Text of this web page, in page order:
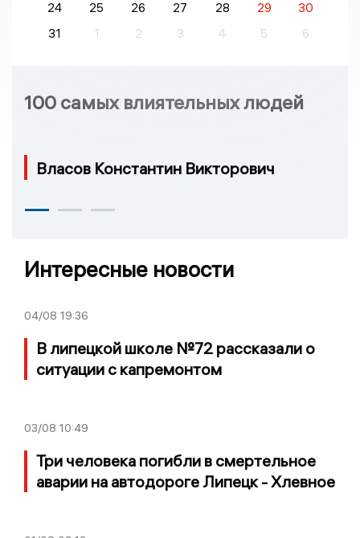
24 25 26 27 28 29
30
31
1 2 3 4 5 6
100 самых влиятельных людей
Власов Константин Викторович
Интересные новости
04/08 19:36
В липецкой школе №72 рассказали о
ситуации с капремонтом
03/08 10:49
Три человека погибли в смертельное
аварии на автодороге Липецк - Хлевное